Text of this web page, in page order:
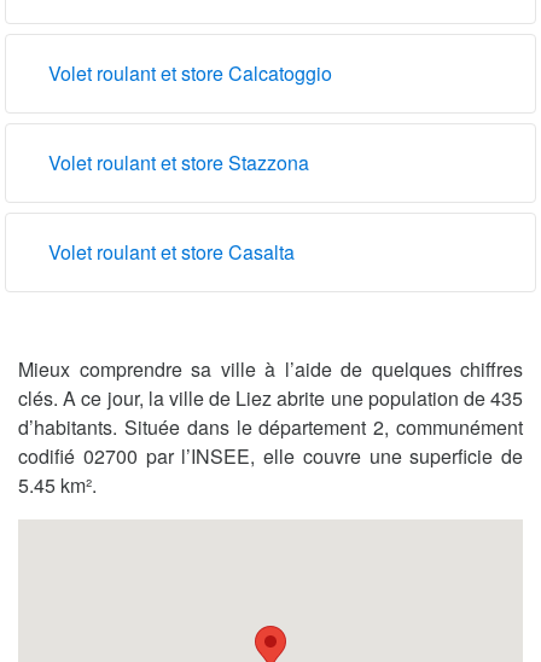
Volet roulant et store Calcatoggio
Volet roulant et store Stazzona
Volet roulant et store Casalta
Mieux comprendre sa ville à l’aide de quelques chiffres
clés. A ce jour, la ville de Liez abrite une population de 435
d’habitants. Située dans le département 2, communément
codifié 02700 par l’INSEE, elle couvre une superficie de
5.45 km².